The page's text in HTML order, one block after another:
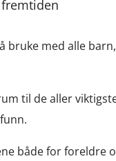
bruke med alle
til de aller
både for foreldre